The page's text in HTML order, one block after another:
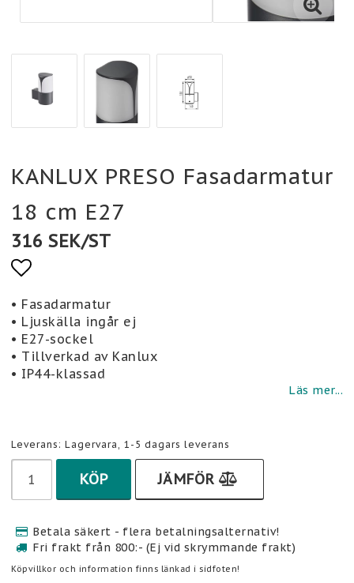
KANLUX PRESO Fasadarmatur
18 cm E27
316 SEK/ST
Lägg till i favoritlistan
• Fasadarmatur
• Ljuskälla ingår ej
• E27-sockel
• Tillverkad av Kanlux
• IP44-klassad
Läs mer...
Leverans: Lagervara, 1-5 dagars leverans
KÖP JÄMFÖR
Betala säkert - flera betalningsalternativ!
Fri frakt från 800:- (Ej vid skrymmande frakt)
Köpvillkor och information finns länkad i sidfoten!